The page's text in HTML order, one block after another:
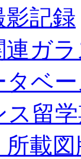
記録
連ガ
ベ
留
所載